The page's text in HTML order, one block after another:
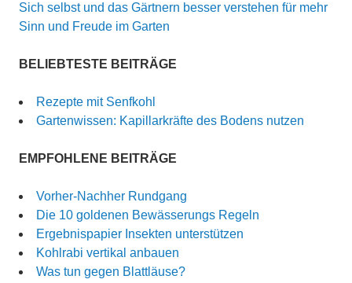
Sich selbst und das Gärtnern besser verstehen für mehr
Sinn und Freude im Garten
BELIEBTESTE BEITRÄGE
Rezepte mit Senfkohl
Gartenwissen: Kapillarkräfte des Bodens nutzen
EMPFOHLENE BEITRÄGE
Vorher-Nachher Rundgang
Die 10 goldenen Bewässerungs Regeln
Ergebnispapier Insekten unterstützen
Kohlrabi vertikal anbauen
Was tun gegen Blattläuse?